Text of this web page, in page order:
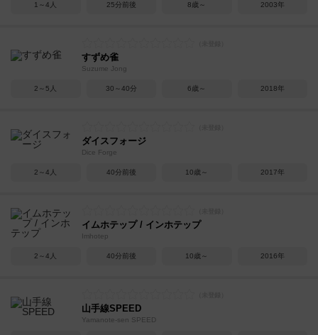
1～4人 25分前後 8歳～ 2003年
すずめ雀
Suzume Jong
2～5人 30～40分 6歳～ 2018年
ダイスフォージ
Dice Forge
2～4人 40分前後 10歳～ 2017年
イムホテップ / インホテップ
Imhotep
2～4人 40分前後 10歳～ 2016年
山手線SPEED
Yamanote-sen SPEED